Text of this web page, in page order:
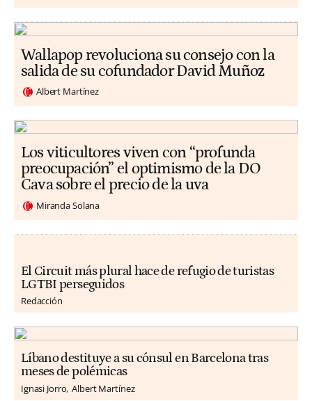
Wallapop revoluciona su consejo con la
salida de su cofundador David Muñoz
Albert Martínez
Los viticultores viven con “profunda
preocupación” el optimismo de la DO
Cava sobre el precio de la uva
Miranda Solana
El Circuit más plural hace de refugio de turistas
LGTBI perseguidos
Redacción
Líbano destituye a su cónsul en Barcelona tras
meses de polémicas
Ignasi Jorro Albert Martínez